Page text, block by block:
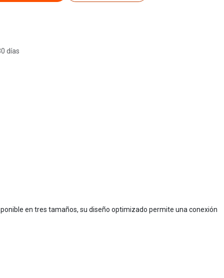
días
en tres tamaños, su diseño optimizado permite una conexión